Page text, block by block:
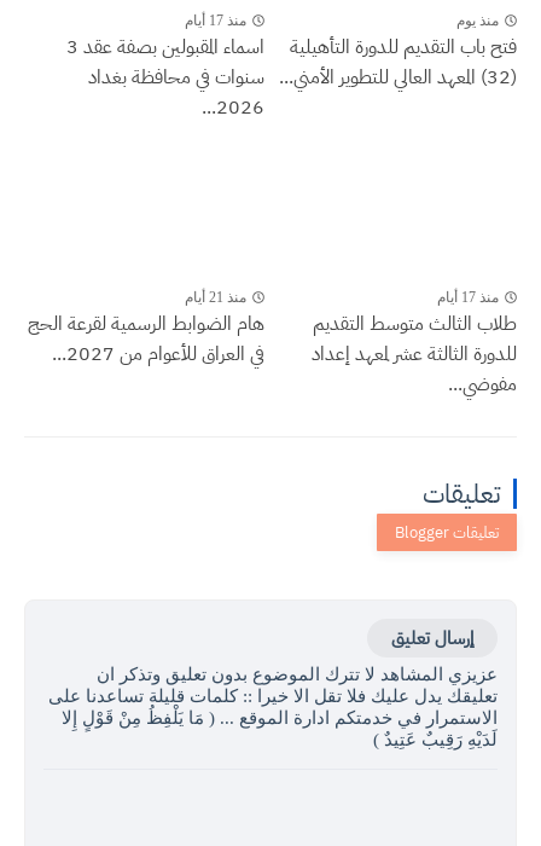
منذ يوم
فتح باب التقديم للدورة التأهيلية
(32) المعهد العالي للتطوير الأمني...
منذ 17 أيام
اسماء المقبولين بصفة عقد 3
سنوات في محافظة بغداد
2026...
منذ 17 أيام
طلاب الثالث متوسط التقديم
للدورة الثالثة عشر لمعهد إعداد
مفوضي...
منذ 21 أيام
هام الضوابط الرسمية لقرعة الحج
في العراق للأعوام من 2027...
تعليقات
إرسال تعليق
عزيزي المشاهد لا تترك الموضوع بدون تعليق وتذكر ان
تعليقك يدل عليك فلا تقل الا خيرا :: كلمات قليلة تساعدنا على
الاستمرار في خدمتكم ادارة الموقع ... ( مَا يَلْفِظُ مِنْ قَوْلٍ إِلا
لَدَيْهِ رَقِيبٌ عَتِيدٌ )